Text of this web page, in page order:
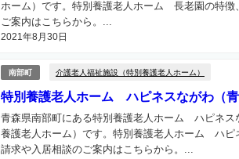
2021年8月30日
ホーム）です。特別養護老人ホーム 長老園の特徴
ご案内はこちらから。...
南部町 介護老人福祉施設（特別養護老人ホーム）
特別養護老人ホーム ハピネスながわ（青
青森県南部町にある特別養護老人ホーム ハピネス
養護老人ホーム）です。特別養護老人ホーム ハピ
請求や入居相談のご案内はこちらから。...